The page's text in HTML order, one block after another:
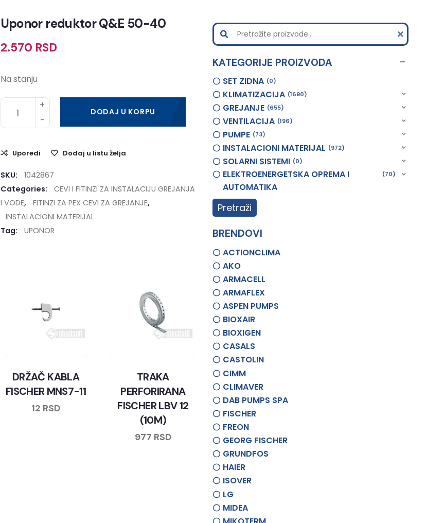
Uponor reduktor Q&E 50-40
2.570 RSD
Na stanju
DODAJ U KORPU
Uporedi Dodaj u listu želja
SKU:
1042867
Categories:
CEVI I FITINZI ZA INSTALACIJU GREJANJA
I VODE, FITINZI ZA PEX CEVI ZA GREJANJE,
INSTALACIONI MATERIJAL
Tag:
UPONOR
DRŽAČ KABLA
FISCHER MNS7-11
12 RSD
TRAKA
PERFORIRANA
FISCHER LBV 12
(10M)
977 RSD
KATEGORIJE PROIZVODA
SET ZIDNA 0
KLIMATIZACIJA 1690
GREJANJE 655
VENTILACIJA 196
PUMPE 73
INSTALACIONI MATERIJAL 972
SOLARNI SISTEMI 0
ELEKTROENERGETSKA OPREMA I
AUTOMATIKA
70
Pretraži
BRENDOVI
ACTIONCLIMA
AKO
ARMACELL
ARMAFLEX
ASPEN PUMPS
BIOXAIR
BIOXIGEN
CASALS
CASTOLIN
CIMM
CLIMAVER
DAB PUMPS SPA
FISCHER
FREON
GEORG FISCHER
GRUNDFOS
HAIER
ISOVER
LG
MIDEA